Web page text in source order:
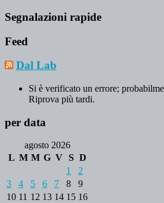
Segnalazioni rapide
Feed
Dal Lab
Si è verificato un errore;
Riprova più tardi.
per data
agosto 2026
L M M G V S D
1
2
3
4 5 6 7 8
9
10 11 12 13 14 15 16